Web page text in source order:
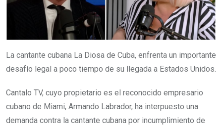
La cantante cubana La Diosa de Cuba, enfrenta un importante
desafío legal a poco tiempo de su llegada a Estados Unidos.
Cantalo TV, cuyo propietario es el reconocido empresario
cubano de Miami, Armando Labrador, ha interpuesto una
demanda contra la cantante cubana por incumplimiento de